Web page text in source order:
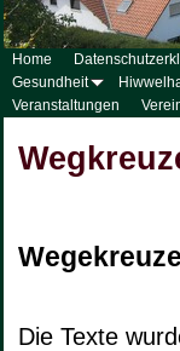
Home
Gesundheit
Veranstaltungen
Wegekreuze
Die Texte